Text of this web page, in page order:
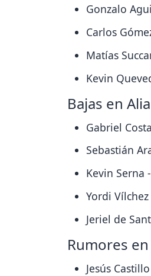
Gonzalo
Carlos
Matías
Kevin
Bajas en
Gabriel
Sebastián
Kevin Serna
Yordi
Jeriel de
Rumores
Jesús